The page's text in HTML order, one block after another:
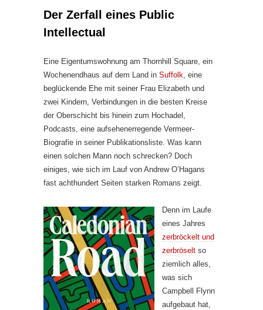
Der Zerfall eines Public
Intellectual
Eine Eigentumswohnung am Thornhill Square, ein
Wochenendhaus auf dem Land in Suffolk , eine
beglückende Ehe mit seiner Frau Elizabeth und
zwei Kindern, Verbindungen in die besten Kreise
der Oberschicht bis hinein zum Hochadel,
Podcasts, eine aufsehenerregende Vermeer-
Biografie in seiner Publikationsliste. Was kann
einen solchen Mann noch schrecken? Doch
einiges, wie sich im Lauf von Andrew O’Hagans
fast achthundert Seiten starken Romans zeigt.
Denn im Laufe
eines Jahres
zerbröckelt und
zerbröselt so
ziemlich alles,
was sich
Campbell Flynn
aufgebaut hat,